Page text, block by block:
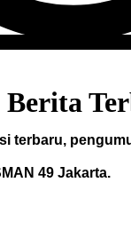
terbaru,
49 Jakarta.